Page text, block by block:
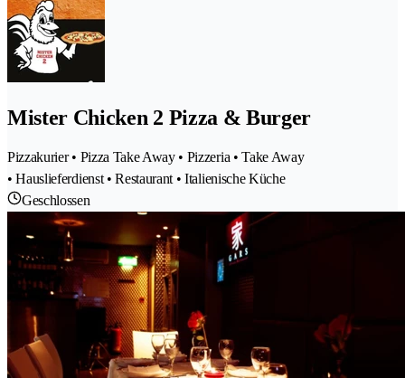
Mister Chicken 2 Pizza & Burger
Pizzakurier • Pizza Take Away • Pizzeria • Take Away
• Hauslieferdienst • Restaurant • Italienische Küche
Geschlossen